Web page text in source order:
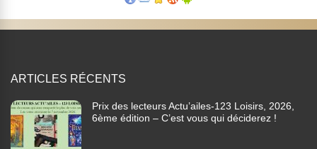
ARTICLES RÉCENTS
Prix des lecteurs Actu’ailes-123 Loisirs, 2026,
6ème édition – C’est vous qui déciderez !